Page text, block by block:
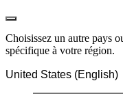
Choisissez un autre pays
spécifique à votre région.
United States (English)